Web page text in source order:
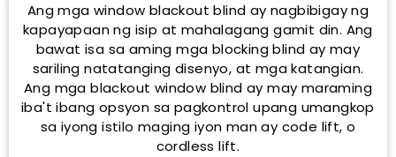
Ang mga window blackout blind ay nagbibigay ng
kapayapaan ng isip at mahalagang gamit din. Ang
bawat isa sa aming mga blocking blind ay may
sariling natatanging disenyo, at mga katangian.
Ang mga blackout window blind ay may maraming
iba't ibang opsyon sa pagkontrol upang umangkop
sa iyong istilo maging iyon man ay code lift, o
cordless lift.